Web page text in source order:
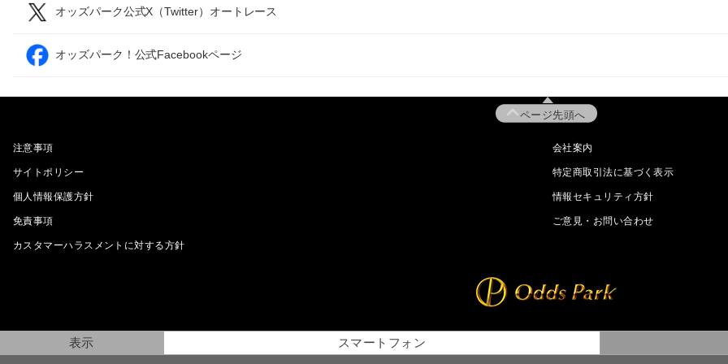
オッズパーク公式X（Twitter）オートレース
オッズパーク！公式Facebookページ
ページ先頭へ
注意事項 会社案内
サイトポリシー 特定商取引法に基づく表示
個人情報保護方針 情報セキュリティ方針
免責事項 ご意見・お問い合わせ
カスタマーハラスメントに対する方針
表示 スマートフォン